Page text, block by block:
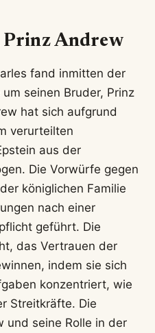
Prinz Andrew
fand inmitten der
seinen Bruder, Prinz
hat sich aufgrund
verurteilten
aus der
Die Vorwürfe gegen
königlichen Familie
nach einer
geführt. Die
das Vertrauen der
indem sie sich
konzentriert, wie
Streitkräfte. Die
und seine Rolle in der